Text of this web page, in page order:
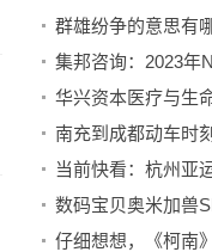
群雄纷争的意思有
当前快看：杭州亚